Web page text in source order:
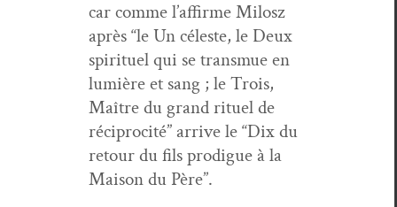
car comme l’af­firme Milosz
après “le Un céleste, le Deux
spir­ituel qui se trans­mue en
lumière et sang ; le Trois,
Maître du grand rit­uel de
réciproc­ité” arrive le “Dix du
retour du fils prodigue à la
Mai­son du Père”.